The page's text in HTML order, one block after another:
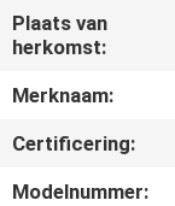
ONS
Plaats van
herkomst:
Merknaam:
Certificering:
Modelnummer: